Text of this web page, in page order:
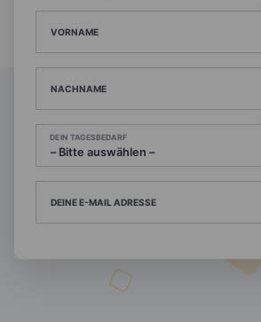
VORNAME
NACHNAME
DEIN TAGESBEDARF
DEINE E-MAIL ADRESSE